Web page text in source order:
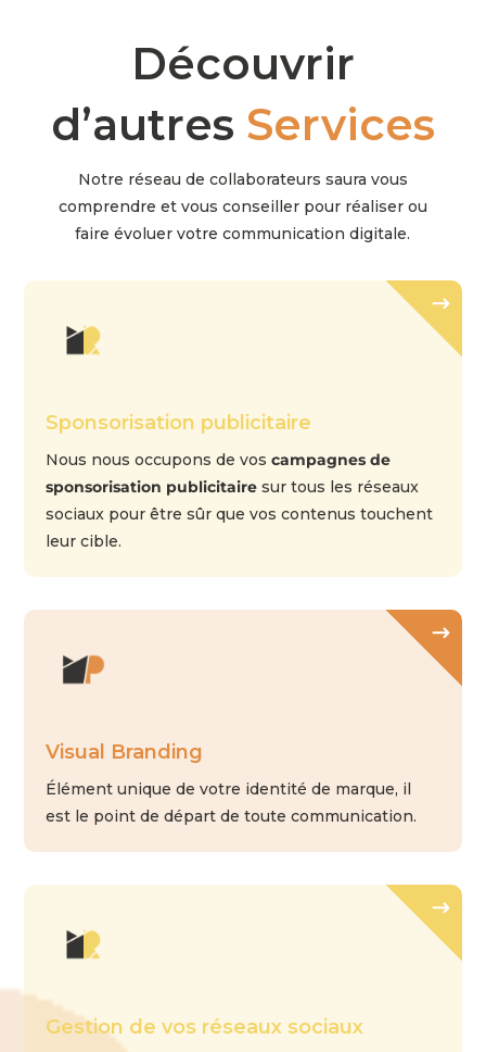
Découvrir
d’autres Services
Notre réseau de collaborateurs saura vous
comprendre et vous conseiller pour réaliser ou
faire évoluer votre communication digitale.
Sponsorisation publicitaire
Nous nous occupons de voscampagnes de
sponsorisation publicitaire sur tous les réseaux
sociaux pour être sûr que vos contenus touchent
leur cible.
Visual Branding
Élément unique de votre identité de marque, il
est le point de départ de toute communication.
Gestion de vos réseaux sociaux